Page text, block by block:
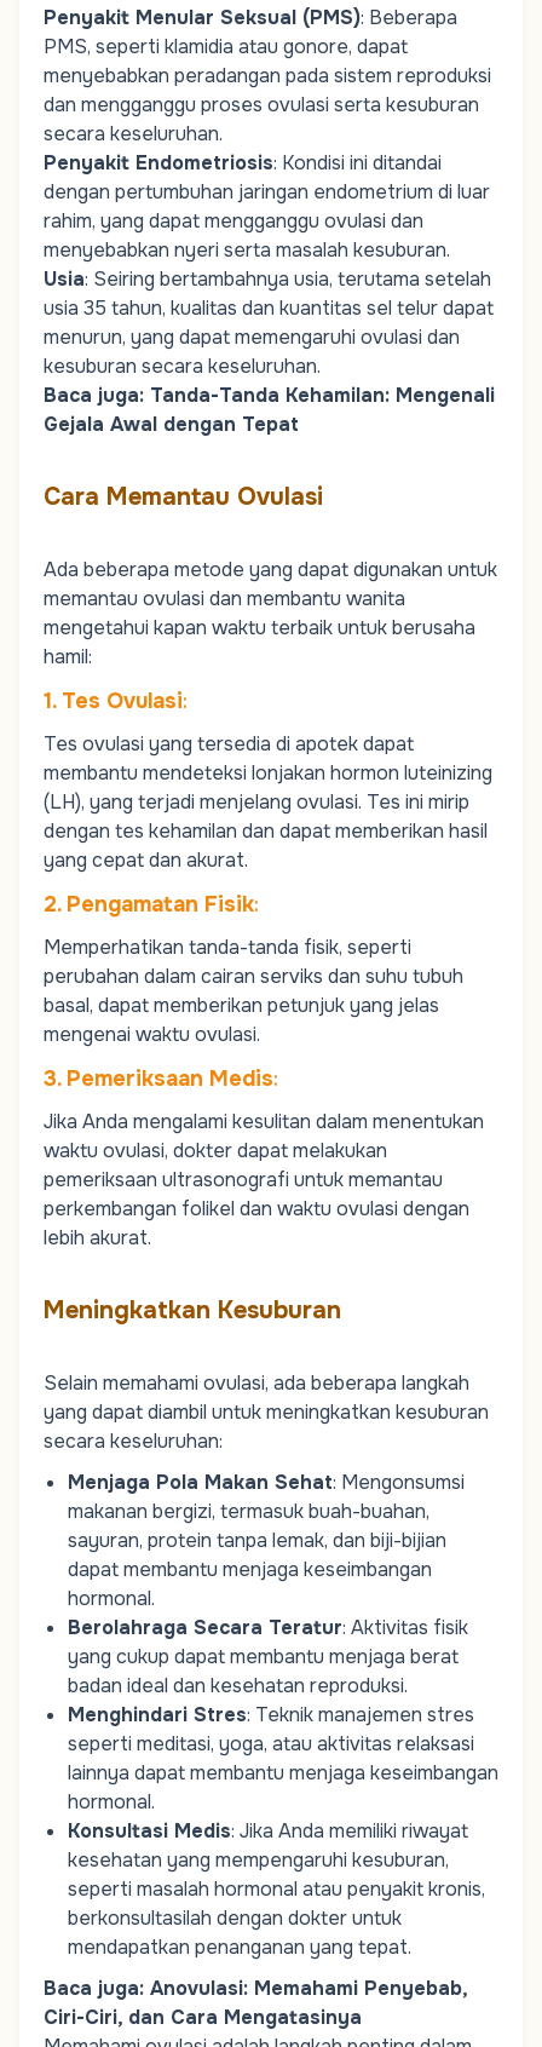
Penyakit Menular Seksual (PMS): Beberapa
PMS, seperti klamidia atau gonore, dapat
menyebabkan peradangan pada sistem reproduksi
dan mengganggu proses ovulasi serta kesuburan
secara keseluruhan.
Penyakit Endometriosis: Kondisi ini ditandai
dengan pertumbuhan jaringan endometrium di luar
rahim, yang dapat mengganggu ovulasi dan
menyebabkan nyeri serta masalah kesuburan.
Usia: Seiring bertambahnya usia, terutama setelah
usia 35 tahun, kualitas dan kuantitas sel telur dapat
menurun, yang dapat memengaruhi ovulasi dan
kesuburan secara keseluruhan.
Baca juga: Tanda-Tanda Kehamilan: Mengenali
Gejala Awal dengan Tepat
Cara Memantau Ovulasi
Ada beberapa metode yang dapat digunakan untuk
memantau ovulasi dan membantu wanita
mengetahui kapan waktu terbaik untuk berusaha
hamil:
1. Tes Ovulasi:
Tes ovulasi yang tersedia di apotek dapat
membantu mendeteksi lonjakan hormon luteinizing
(LH), yang terjadi menjelang ovulasi. Tes ini mirip
dengan tes kehamilan dan dapat memberikan hasil
yang cepat dan akurat.
2. Pengamatan Fisik:
Memperhatikan tanda-tanda fisik, seperti
perubahan dalam cairan serviks dan suhu tubuh
basal, dapat memberikan petunjuk yang jelas
mengenai waktu ovulasi.
3. Pemeriksaan Medis:
Jika Anda mengalami kesulitan dalam menentukan
waktu ovulasi, dokter dapat melakukan
pemeriksaan ultrasonografi untuk memantau
perkembangan folikel dan waktu ovulasi dengan
lebih akurat.
Meningkatkan Kesuburan
Selain memahami ovulasi, ada beberapa langkah
yang dapat diambil untuk meningkatkan kesuburan
secara keseluruhan:
Menjaga Pola Makan Sehat: Mengonsumsi
makanan bergizi, termasuk buah-buahan,
sayuran, protein tanpa lemak, dan biji-bijian
dapat membantu menjaga keseimbangan
hormonal.
Berolahraga Secara Teratur: Aktivitas fisik
yang cukup dapat membantu menjaga berat
badan ideal dan kesehatan reproduksi.
Menghindari Stres: Teknik manajemen stres
seperti meditasi, yoga, atau aktivitas relaksasi
lainnya dapat membantu menjaga keseimbangan
hormonal.
Konsultasi Medis: Jika Anda memiliki riwayat
kesehatan yang mempengaruhi kesuburan,
seperti masalah hormonal atau penyakit kronis,
berkonsultasilah dengan dokter untuk
mendapatkan penanganan yang tepat.
Baca juga: Anovulasi: Memahami Penyebab,
Ciri-Ciri, dan Cara Mengatasinya